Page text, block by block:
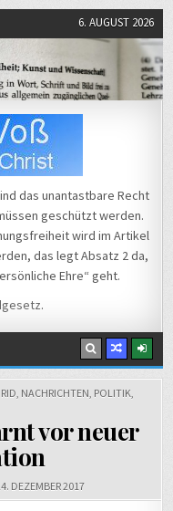
6. AUGUST 2026
das unantastbare Recht
geschützt werden.
wird im Artikel
das legt Absatz 2 da,
Ehre“ geht.
.
, NACHRICHTEN, POLITIK,
vor neuer
DEZEMBER 2017
Christen aus
feiern im
Weihnachten